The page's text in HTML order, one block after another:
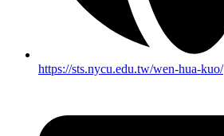
https://sts.nycu.edu.tw/wen-hua-kuo/